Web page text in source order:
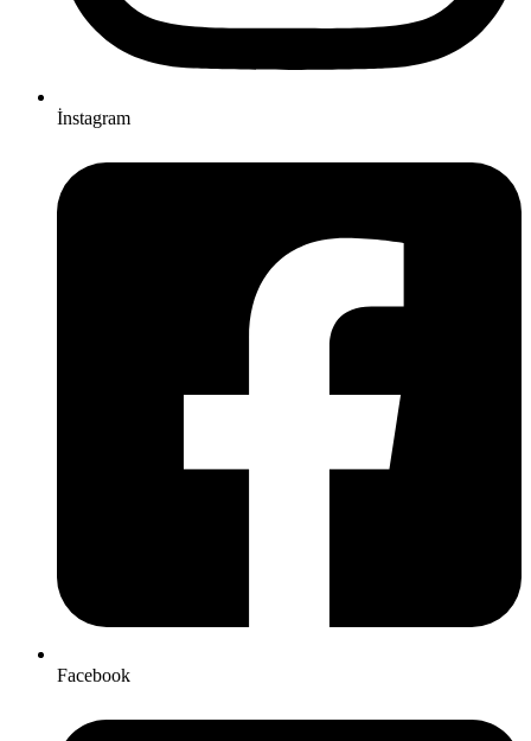
İnstagram
Facebook